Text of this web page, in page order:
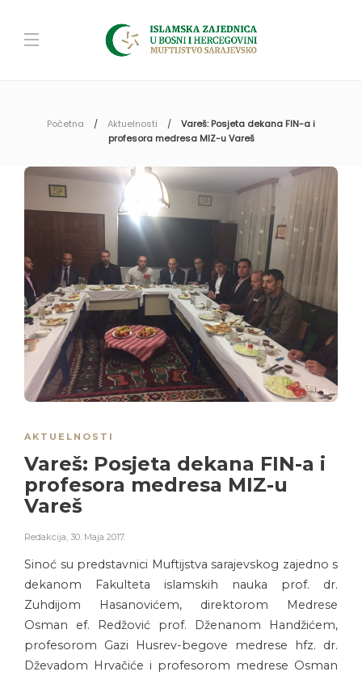
Početna Aktuelnosti
Vareš: Posjeta dekana FIN-a i
profesora medresa MIZ-u Vareš
AKTUELNOSTI
Vareš: Posjeta dekana FIN-a i
profesora medresa MIZ-u
Vareš
Redakcija, 30. Maja 2017.
Sinoć su predstavnici Muftijstva sarajevskog zajedno s
dekanom Fakulteta islamskih nauka prof. dr.
Zuhdijom Hasanovićem, direktorom Medrese
Osman ef. Redžović prof. Dženanom Handžićem,
profesorom Gazi Husrev-begove medrese hfz. dr.
Dževadom Hrvačiće i profesorom medrese Osman